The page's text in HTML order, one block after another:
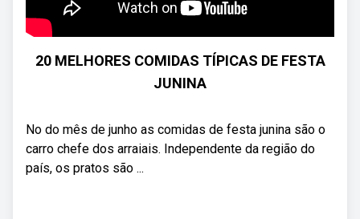
20 MELHORES COMIDAS TÍPICAS DE FESTA
JUNINA
No do mês de junho as comidas de festa junina são o
carro chefe dos arraiais. Independente da região do
país, os pratos são ...